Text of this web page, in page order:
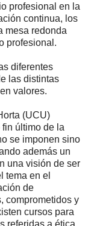
profesional en la
continua, los
mesa redonda
profesional.
diferentes
las distintas
valores.
(UCU)
último de la
se imponen sino
además un
una visión de ser
tema en el
de
comprometidos y
cursos para
referidas a ética